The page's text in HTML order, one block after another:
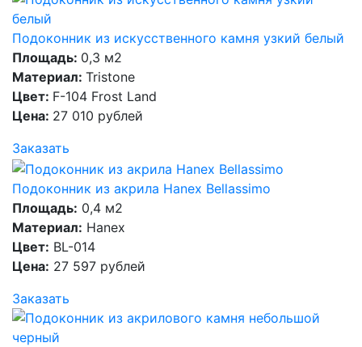
Подоконник из искусственного камня узкий белый
Площадь: 0,3 м2
Материал: Tristone
Цвет: F-104 Frost Land
Цена: 27 010 рублей
Заказать
Подоконник из акрила Hanex Bellassimo
Площадь: 0,4 м2
Материал: Hanex
Цвет: BL-014
Цена: 27 597 рублей
Заказать